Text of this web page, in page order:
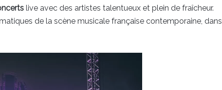
live avec des artistes talentueux et plein de fraîcheur.
de la scène musicale française contemporaine, dans